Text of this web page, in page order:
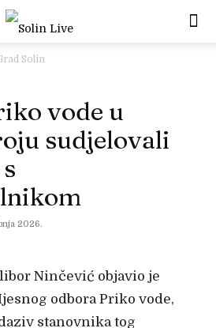
Solin
vode u
sudjelovali
2026.
Ninčević objavio je
odbora Priko vode,
stanovnika tog